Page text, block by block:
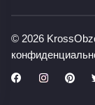
© 2026